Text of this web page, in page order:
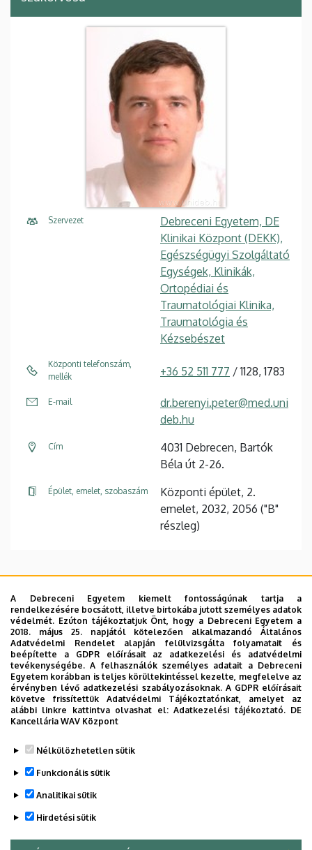
A Debreceni Egyetem kiemelt fontosságúnak tartja a
rendelkezésére bocsátott, illetve birtokába jutott személyes adatok
védelmét. Ezúton tájékoztatjuk Önt, hogy a Debreceni Egyetem a
2018. május 25. napjától kötelezően alkalmazandó Általános
Adatvédelmi Rendelet alapján felülvizsgálta folyamatait és
beépítette a GDPR előírásait az adatkezelési és adatvédelmi
tevékenységébe. A felhasználók személyes adatait a Debreceni
Egyetem korábban is teljes körültekintéssel kezelte, megfelelve az
érvényben lévő adatkezelési szabályozásoknak. A GDPR előírásait
követve frissítettük Adatvédelmi Tájékoztatónkat, amelyet az
alábbi linkre kattintva olvashat el:Adatkezelési tájékoztató. DE
Kancellária WAV Központ
Nélkülözhetetlen sütik
Funkcionális sütik
Analitikai sütik
Hirdetési sütik
Szervezet
Debreceni Egyetem, DE
Klinikai Központ (DEKK),
Egészségügyi Szolgáltató
Egységek, Klinikák,
Ortopédiai és
Traumatológiai Klinika,
Traumatológia és
Kézsebészet
Központi telefonszám,
mellék
+36 52 511 777 / 1128, 1783
E-mail
dr.berenyi.peter@med.uni
deb.hu
Cím
4031 Debrecen, Bartók
Béla út 2-26.
Épület, emelet, szobaszám
Központi épület, 2.
emelet, 2032, 2056 ("B"
részleg)
Oldalszámozás
Jelenlegi
oldal
1
Page
2
Page
3
Page
4
PagePage
6
Page
7
Page
8
Page
9 …
Következő
oldal
›
Utolsó
oldal
Dolgozói adatmódosítás igénylése a DE
telefonkönyvében|Külső személyek rögzítése a
DE telefonkönyvében| Súgó|Hibabejelentés